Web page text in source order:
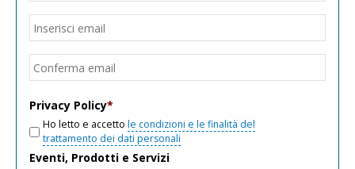
Email
Privacy Policy*
Ho letto e accetto le condizioni e le finalità del
trattamento dei dati personali
Eventi, Prodotti e Servizi